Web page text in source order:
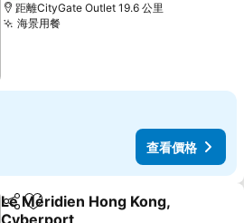
距離CityGate Outlet 19.6 公里
海景用餐查看價格
查看價格
分享 放到收藏夾
Le Méridien Hong Kong,
Cyberport